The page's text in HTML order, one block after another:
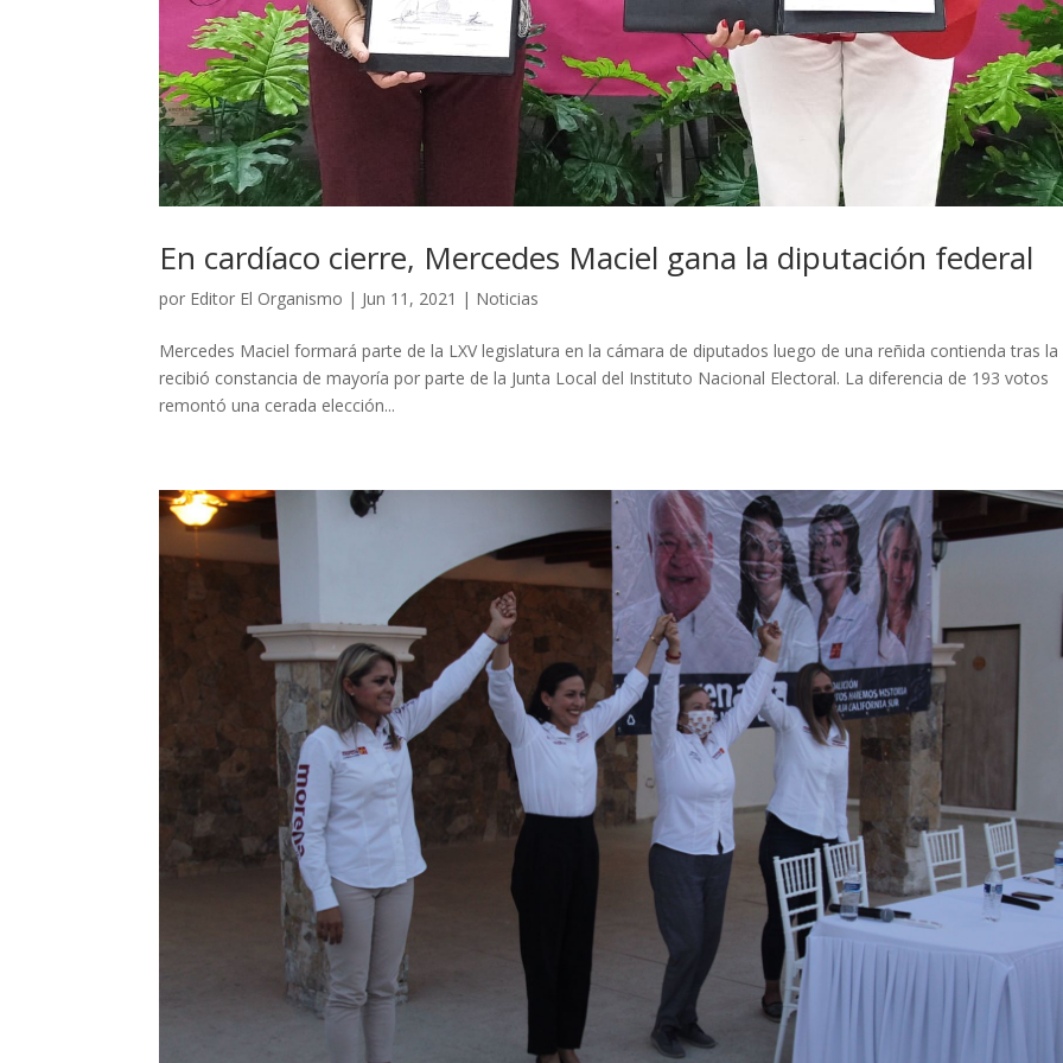
En cardíaco cierre, Mercedes Maciel gana la diputación federal
por Editor El Organismo | Jun 11, 2021 | Noticias
Mercedes Maciel formará parte de la LXV legislatura en la cámara de diputados luego de una reñida contienda tras la
recibió constancia de mayoría por parte de la Junta Local del Instituto Nacional Electoral. La diferencia de 193 votos
remontó una cerada elección...